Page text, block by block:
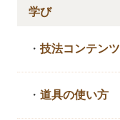
学び
・技法コンテンツ
・道具の使い方